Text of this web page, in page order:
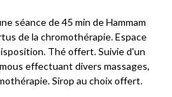
séance de 45 min de Hammam
de la chromothérapie. Espace
Thé offert. Suivie d'un
effectuant divers massages,
Sirop au choix offert.